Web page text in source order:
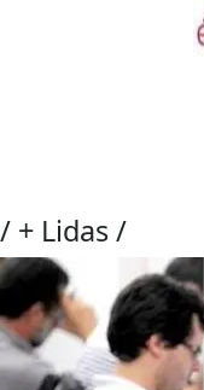
/ + Lidas/